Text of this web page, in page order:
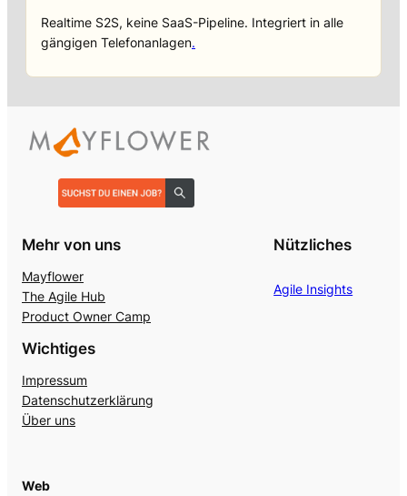
Realtime S2S, keine SaaS-Pipeline. Integriert in alle
gängigen Telefonanlagen.
Mehr von uns
Mayflower
The Agile Hub
Product Owner Camp
Nützliches
Agile Insights
Wichtiges
Impressum
Datenschutzerklärung
Über uns
Web